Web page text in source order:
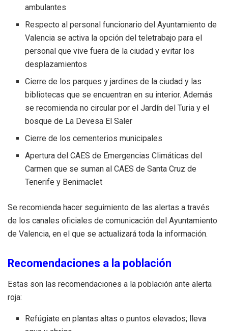
ambulantes
Respecto al personal funcionario del Ayuntamiento de
Valencia se activa la opción del teletrabajo para el
personal que vive fuera de la ciudad y evitar los
desplazamientos
Cierre de los parques y jardines de la ciudad y las
bibliotecas que se encuentran en su interior. Además
se recomienda no circular por el Jardín del Turia y el
bosque de La Devesa El Saler
Cierre de los cementerios municipales
Apertura del CAES de Emergencias Climáticas del
Carmen que se suman al CAES de Santa Cruz de
Tenerife y Benimaclet
Se recomienda hacer seguimiento de las alertas a través
de los canales oficiales de comunicación del Ayuntamiento
de Valencia, en el que se actualizará toda la información.
Recomendaciones a la población
Estas son las recomendaciones a la población ante alerta
roja:
Refúgiate en plantas altas o puntos elevados; lleva